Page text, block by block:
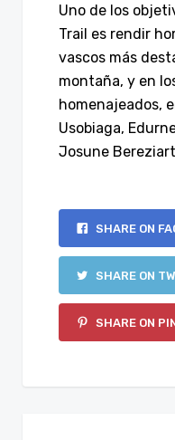
Uno de los
Trail es rendir
vascos más
montaña, y en
homenajeados,
Usobiaga,
Josune
SHARE ON
SHARE ON
SHARE ON